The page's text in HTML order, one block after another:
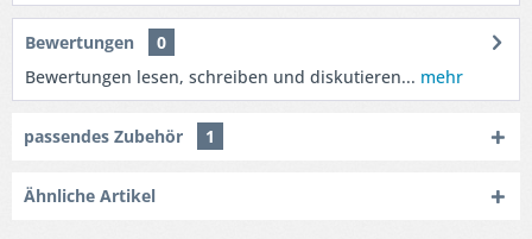
Bewertungen
0
Bewertungen lesen, schreiben und diskutieren... mehr
passendes Zubehör 1
Ähnliche Artikel